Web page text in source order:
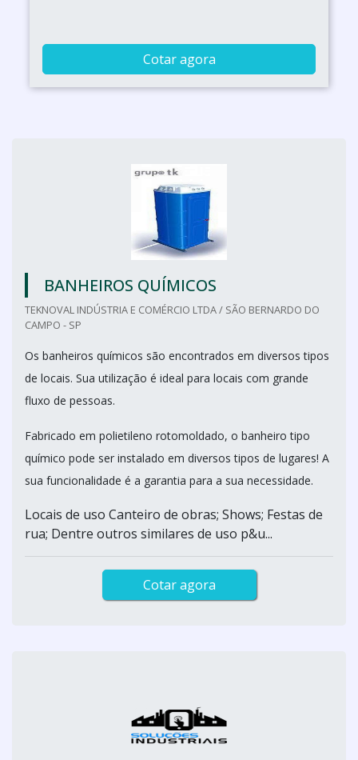
Cotar agora
BANHEIROS QUÍMICOS
TEKNOVAL INDÚSTRIA E COMÉRCIO LTDA / SÃO BERNARDO DO
CAMPO - SP
Os banheiros químicos são encontrados em diversos tipos
de locais. Sua utilização é ideal para locais com grande
fluxo de pessoas.
Fabricado em polietileno rotomoldado, o banheiro tipo
químico pode ser instalado em diversos tipos de lugares! A
sua funcionalidade é a garantia para a sua necessidade.
Locais de uso Canteiro de obras; Shows; Festas de
rua; Dentre outros similares de uso p&u...
Cotar agora